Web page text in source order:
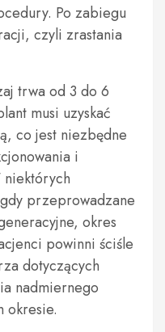
Po zabiegu
czyli zrastania
trwa od 3 do 6
musi uzyskać
co jest niezbędne
i
przeprowadzane
okres
powinni ściśle
dotyczących
nadmiernego
okresie.